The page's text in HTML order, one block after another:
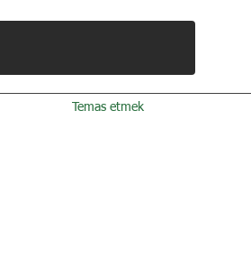
Temas etmek